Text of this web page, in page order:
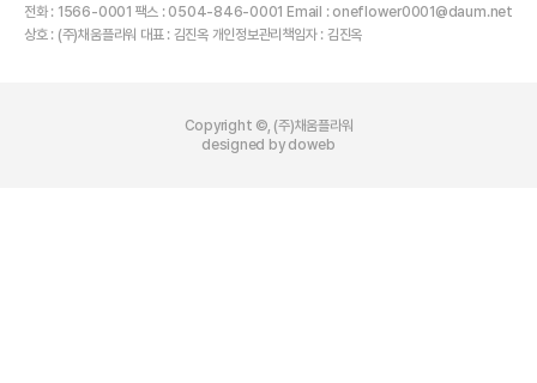
전화 : 1566-0001 팩스 : 0504-846-0001 Email : oneflower0001@daum.net
상호 : (주)채움플라워 대표 : 김진옥 개인정보관리책임자 : 김진옥
Copyright ©, (주)채움플라워
designed by doweb